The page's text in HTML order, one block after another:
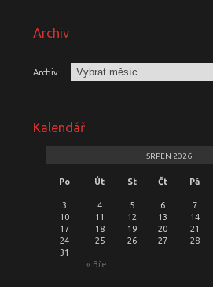
Archiv
Archiv
Kalendář
SRPEN 2026
Po Út St Čt Pá
« Bře
3
4 5 6 7
10
11 12 13 14
17
18 19 20 21
24
25 26 27 28
31